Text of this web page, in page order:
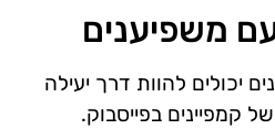
משפיענים
יכולים להוות דרך יעילה
קמפיינים בפייסבוק.